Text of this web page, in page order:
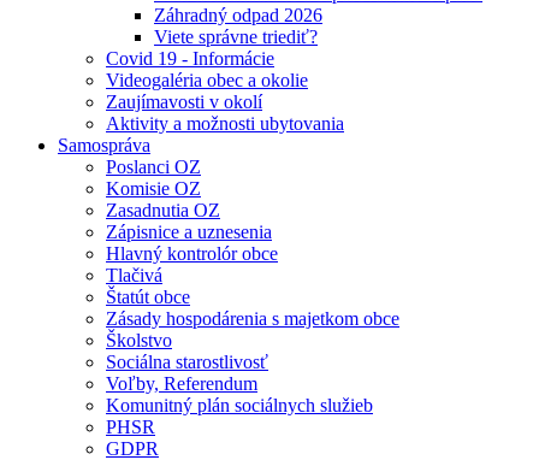
Záhradný odpad 2026
Viete správne triediť?
Covid 19 - Informácie
Videogaléria obec a okolie
Zaujímavosti v okolí
Aktivity a možnosti ubytovania
Samospráva
Poslanci OZ
Komisie OZ
Zasadnutia OZ
Zápisnice a uznesenia
Hlavný kontrolór obce
Tlačivá
Štatút obce
Zásady hospodárenia s majetkom obce
Školstvo
Sociálna starostlivosť
Voľby, Referendum
Komunitný plán sociálnych služieb
PHSR
GDPR